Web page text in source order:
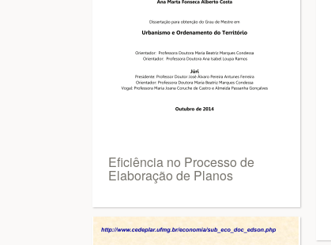
Eficiência no Processo de
Elaboração de Planos